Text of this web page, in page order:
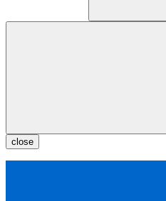
close